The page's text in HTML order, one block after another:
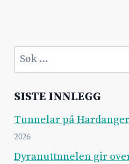
Søk
etter:
SISTE INNLEGG
Tunnelar på
2026
Dyranuttnnelen gir